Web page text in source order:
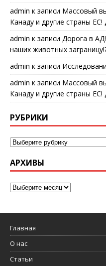
admin к записи Массовый
Канаду и другие страны
admin к записи Дорога в
наших животных
admin к записи
admin к записи Массовый
Канаду и другие страны
РУБРИКИ
АРХИВЫ
Главная
О нас
Статьи